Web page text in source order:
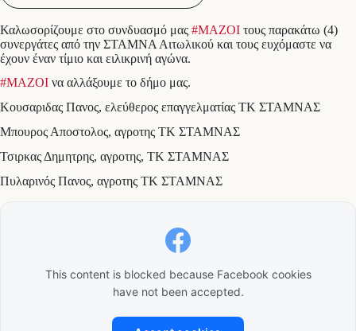
Καλωσορίζουμε στο συνδυασμό μας #ΜΑΖΟΙ τους παρακάτω (4)
συνεργάτες από την ΣΤΑΜΝΑ Αιτωλικού και τους ευχόμαστε να
έχουν έναν τίμιο και ειλικρινή αγώνα.
#ΜΑΖΟΙ να αλλάξουμε το δήμο μας.
Κουσαριδας Πανος, ελεύθερος επαγγελματίας ΤΚ ΣΤΑΜΝΑΣ
Μπουρος Αποστολος, αγροτης ΤΚ ΣΤΑΜΝΑΣ
Τσιρκας Δημητρης, αγροτης, ΤΚ ΣΤΑΜΝΑΣ
Πυλαρινός Πανος, αγροτης ΤΚ ΣΤΑΜΝΑΣ
This content is blocked because Facebook cookies
have not been accepted.